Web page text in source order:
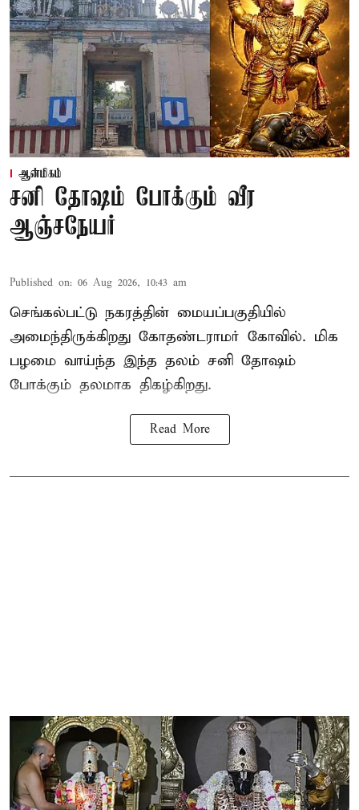
ஆன்மிகம்
சனி தோஷம் போக்கும் வீர
ஆஞ்சநேயர்
Published on: 06 Aug 2026, 10:43 am
செங்கல்பட்டு நகரத்தின் மையப்பகுதியில்
அமைந்திருக்கிறது கோதண்டராமர் கோவில். மிக
பழமை வாய்ந்த இந்த தலம் சனி தோஷம்
போக்கும் தலமாக திகழ்கிறது.
Read More